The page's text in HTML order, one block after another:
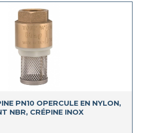
PN10 OPERCULE EN NYLON,
NBR, CRÉPINE INOX